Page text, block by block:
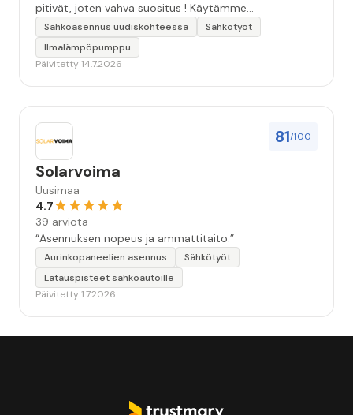
pitivät, joten vahva suositus ! Käytämme
seuraavallakin kerralla!”
Sähköasennus uudiskohteessa
Sähkötyöt
Ilmalämpöpumppu
Päivitetty 14.7.2026
81/100
Solarvoima
Uusimaa
4.7
39 arviota
“Asennuksen nopeus ja ammattitaito.”
Aurinkopaneelien asennus
Sähkötyöt
Latauspisteet sähköautoille
Päivitetty 1.7.2026